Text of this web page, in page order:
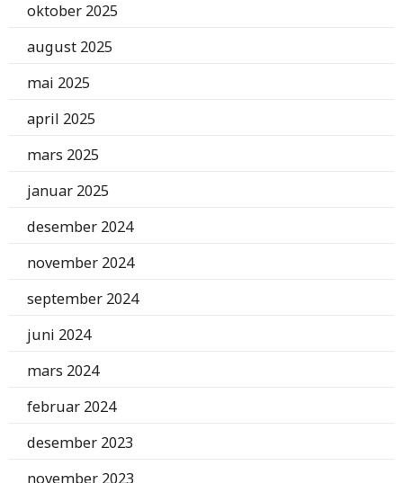
oktober 2025
august 2025
mai 2025
april 2025
mars 2025
januar 2025
desember 2024
november 2024
september 2024
juni 2024
mars 2024
februar 2024
desember 2023
november 2023